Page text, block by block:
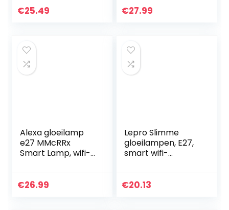
Duurzame LED
€25.49
Dimbaar – Verbind
€27.99
Alexa gloeilamp
e27 MMcRRx
Smart Lamp, wifi-
compatibel met
€26.99
Lepro Slimme
gloeilampen, E27,
smart wifi-
meerkleurig, app-
€20.13